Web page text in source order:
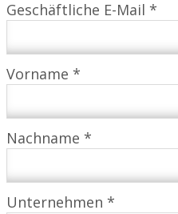
Geschäftliche E-Mail *
Vorname *
Nachname *
Unternehmen *